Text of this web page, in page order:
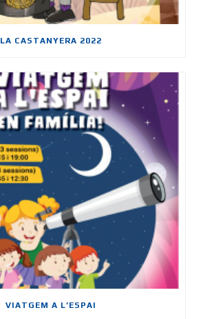
LA CASTANYERA 2022
VIATGEM A L’ESPAI